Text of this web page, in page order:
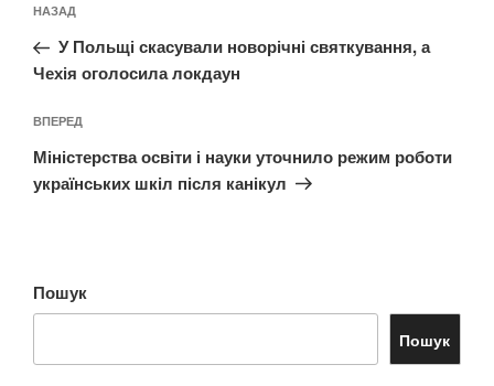
записів
Попередній
запис:
НАЗАД
У Польщі скасували новорічні святкування, а
Чехія оголосила локдаун
Наступний
запис
ВПЕРЕД
Міністерства освіти і науки уточнило режим роботи
українських шкіл після канікул
Пошук
Пошук